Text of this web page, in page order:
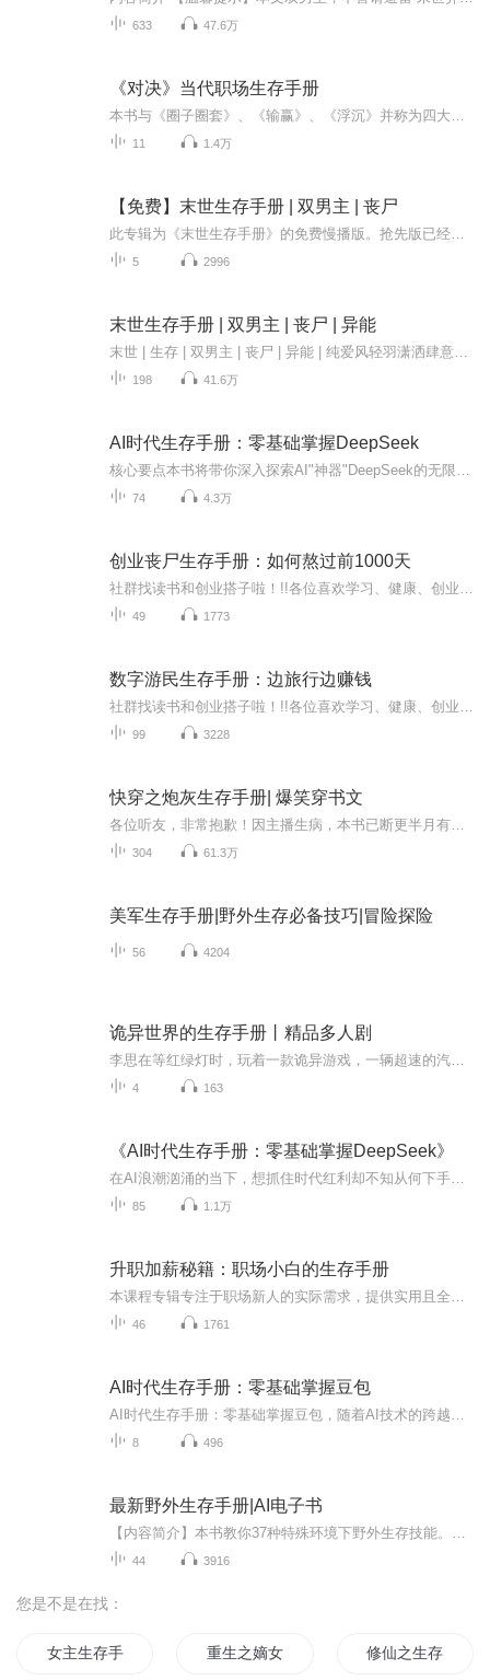
633 47.6万
《对决》当代职场生存手册
11 1.4万
【免费】末世生存手册 | 双男主 | 丧尸
5 2996
末世生存手册 | 双男主 | 丧尸 | 异能
198 41.6万
AI时代生存手册：零基础掌握DeepSeek
74 4.3万
创业丧尸生存手册：如何熬过前1000天
49 1773
数字游民生存手册：边旅行边赚钱
99 3228
快穿之炮灰生存手册| 爆笑穿书文
304 61.3万
美军生存手册|野外生存必备技巧|冒险探险
56 4204
诡异世界的生存手册丨精品多人剧
4 163
《AI时代生存手册：零基础掌握DeepSeek》
85 1.1万
升职加薪秘籍：职场小白的生存手册
46 1761
AI时代生存手册：零基础掌握豆包
8 496
最新野外生存手册|AI电子书
44 3916
您是不是在找：
女主生存手册 重生之嫡女生存手册 修仙之生存手册